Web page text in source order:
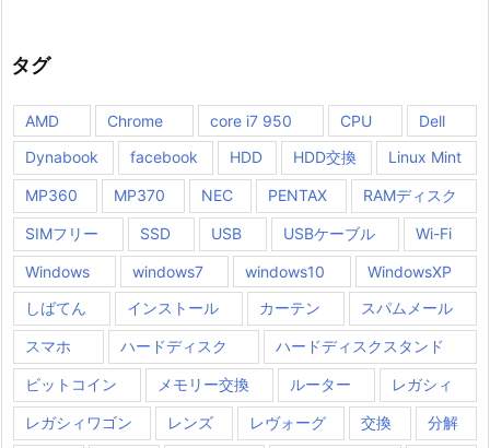
タグ
AMD Chrome core i7 950 CPU
Dell
Dynabook
facebook HDD HDD交換 Linux Mint
MP360 MP370 NEC PENTAX RAMディスク
SIMフリー SSD USB USBケーブル Wi-Fi
Windows windows7 windows10
WindowsXP
しばてん
インストール カーテン スパムメール
スマホ ハードディスク ハードディスクスタンド
ビットコイン メモリー交換 ルーター レガシィ
レガシィワゴン レンズ レヴォーグ 交換 分解